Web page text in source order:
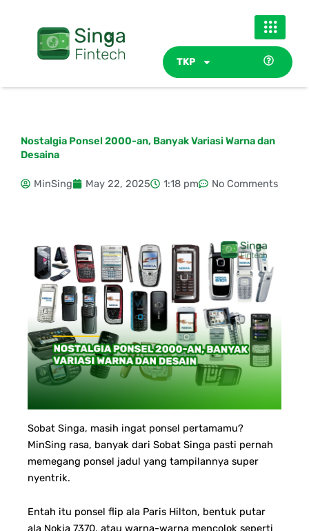
TKP
Nostalgia Ponsel 2000-an, Banyak Variasi Warna dan
Desaina
MinSing May 22, 2025 1:18 pm No Comments
Sobat Singa, masih ingat ponsel pertamamu?
MinSing rasa, banyak dari Sobat Singa pasti pernah
memegang ponsel jadul yang tampilannya super
nyentrik.
Entah itu ponsel flip ala Paris Hilton, bentuk putar
ala Nokia 7370, atau warna-warna mencolok seperti